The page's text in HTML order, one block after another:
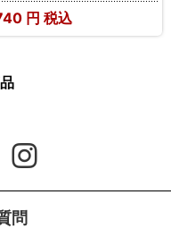
円 税込
問